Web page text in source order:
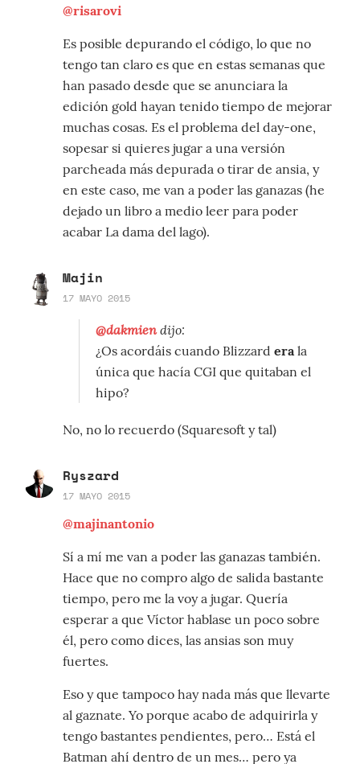
@risarovi
Es posible depurando el código, lo que no
tengo tan claro es que en estas semanas que
han pasado desde que se anunciara la
edición gold hayan tenido tiempo de mejorar
muchas cosas. Es el problema del day-one,
sopesar si quieres jugar a una versión
parcheada más depurada o tirar de ansia, y
en este caso, me van a poder las ganazas (he
dejado un libro a medio leer para poder
acabar La dama del lago).
Majin
17 MAYO 2015
@dakmiendijo:
¿Os acordáis cuando Blizzard erala
única que hacía CGI que quitaban el
hipo?
No, no lo recuerdo (Squaresoft y tal)
Ryszard
17 MAYO 2015
@majinantonio
Sí a mí me van a poder las ganazas también.
Hace que no compro algo de salida bastante
tiempo, pero me la voy a jugar. Quería
esperar a que Víctor hablase un poco sobre
él, pero como dices, las ansias son muy
fuertes.
Eso y que tampoco hay nada más que llevarte
al gaznate. Yo porque acabo de adquirirla y
tengo bastantes pendientes, pero… Está el
Batman ahí dentro de un mes… pero ya